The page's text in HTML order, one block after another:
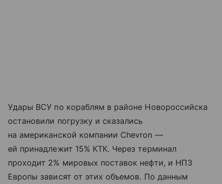
Удары ВСУ по кораблям в районе Новороссийска
остановили погрузку и сказались
на американской компании Chevron —
ей принадлежит 15% КТК. Через терминал
проходит 2% мировых поставок нефти, и НПЗ
Европы зависят от этих объемов. По данным